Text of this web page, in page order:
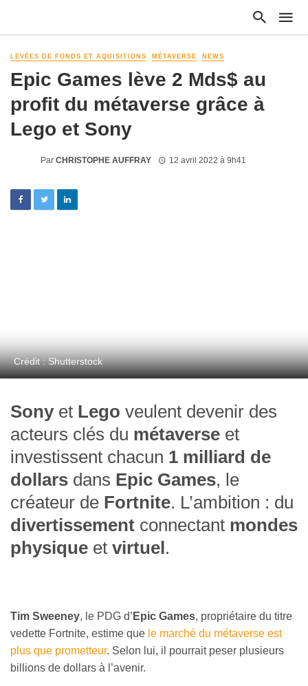
LEVÉES DE FONDS ET AQUISITIONS MÉTAVERSE NEWS
Epic Games lève 2 Mds$ au
profit du métaverse grâce à
Lego et Sony
Par CHRISTOPHE AUFFRAY 12 avril 2022 à 9h41
Crédit : Shutterstock
Sonyet Lego veulent devenir des
acteurs clés du métaverse et
investissent chacun 1 milliard de
dollars dans Epic Games, le
créateur de Fortnite. L’ambition : du
divertissement connectant mondes
physique et virtuel .
Tim Sweeney, le PDG d’ Epic Games, propriétaire du titre
vedette Fortnite, estime que le marché du métaverse est
plus que prometteur. Selon lui, il pourrait peser plusieurs
billions de dollars à l’avenir.